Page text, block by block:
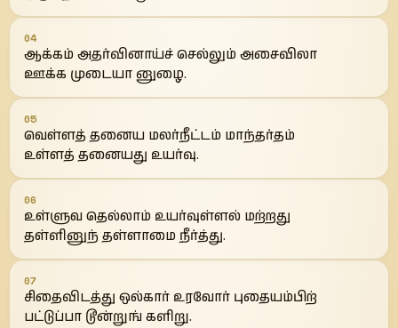
04
ஆக்கம் அதர்வினாய்ச் செல்லும் அசைவிலா
ஊக்க முடையா னுழை.
05
வெள்ளத் தனைய மலர்நீட்டம் மாந்தர்தம்
உள்ளத் தனையது உயர்வு.
06
உள்ளுவ தெல்லாம் உயர்வுள்ளல் மற்றது
தள்ளினுந் தள்ளாமை நீர்த்து.
07
சிதைவிடத்து ஒல்கார் உரவோர் புதையம்பிற்
பட்டுப்பா டூன்றுங் களிறு.